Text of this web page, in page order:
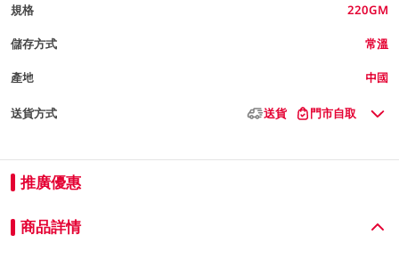
規格 220GM
儲存方式 常溫
產地 中國
送貨方式 送貨 門市自取
推廣優惠
商品詳情